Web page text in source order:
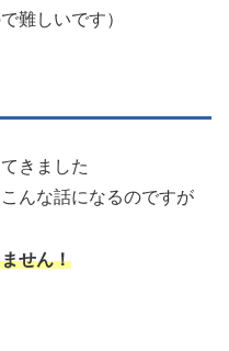
難しいです）
きました
んな話になるのですが
せん！